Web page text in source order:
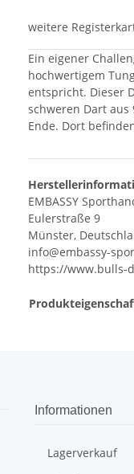
weitere
Ein eigener
hochwertigem
entspricht. Dieser
schweren Dart
Ende. Dort
EMBASSY
Eulerstraße 9
Münster,
info@embassy-
https://www.bulls-
Informationen
Lagerverkauf